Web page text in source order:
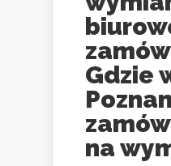
Gdzie
na